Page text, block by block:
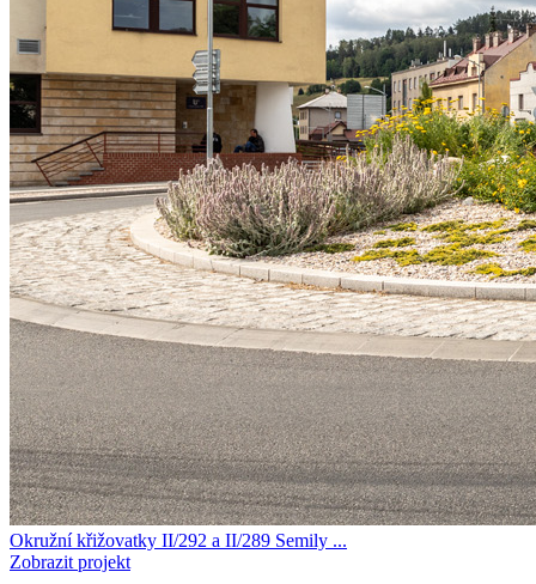
Okružní křižovatky II/292 a II/289 Semily ...
Zobrazit projekt